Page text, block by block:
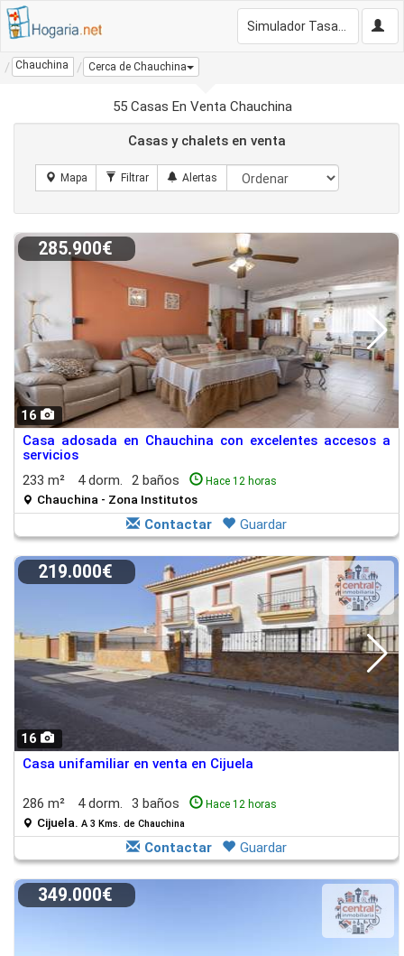
Chauchina Cerca de Chauchina
55 Casas En Venta Chauchina
Casas y chalets en venta
16
285.900€
Casa adosada en Chauchina con excelentes accesos a
servicios
233 m²
4 dorm. 2 baños Hace 12 horas
Chauchina - Zona Institutos
Contactar Guardar
16
219.000€
Casa unifamiliar en venta en Cijuela
286 m² 4 dorm. 3 baños Hace 12 horas
Cijuela. A 3 Kms. de Chauchina
Contactar Guardar
349.000€